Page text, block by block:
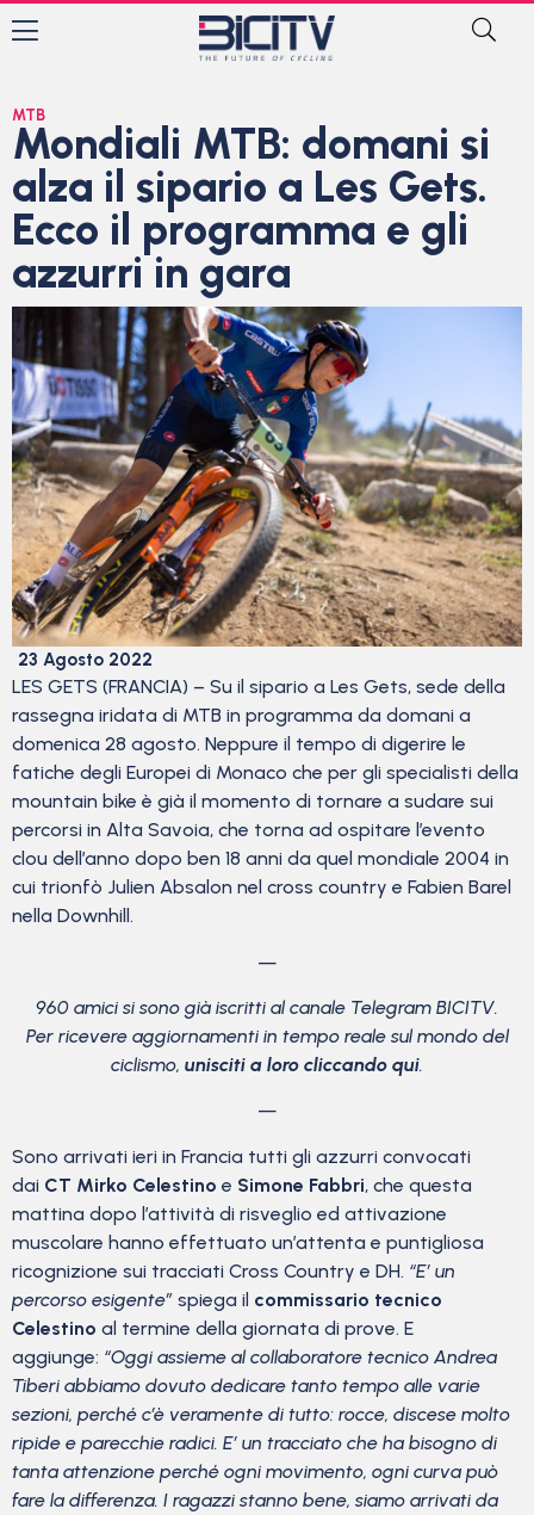
MTB
Mondiali MTB: domani si
alza il sipario a Les Gets.
Ecco il programma e gli
azzurri in gara
23 Agosto 2022
LES GETS (FRANCIA) – Su il sipario a Les Gets, sede della
rassegna iridata di MTB in programma da domani a
domenica 28 agosto. Neppure il tempo di digerire le
fatiche degli Europei di Monaco che per gli specialisti della
mountain bike è già il momento di tornare a sudare sui
percorsi in Alta Savoia, che torna ad ospitare l’evento
clou dell’anno dopo ben 18 anni da quel mondiale 2004 in
cui trionfò Julien Absalon nel cross country e Fabien Barel
nella Downhill.
—
960 amici si sono già iscritti al canale Telegram BICITV.
Per ricevere aggiornamenti in tempo reale sul mondo del
ciclismo, unisciti a loro cliccando qui.
—
Sono arrivati ieri in Francia tutti gli azzurri convocati
dai CT Mirko Celestino e Simone Fabbri, che questa
mattina dopo l’attività di risveglio ed attivazione
muscolare hanno effettuato un’attenta e puntigliosa
ricognizione sui tracciati Cross Country e DH. “E’ un
percorso esigente” spiega il commissario tecnico
Celestino al termine della giornata di prove. E
aggiunge: “Oggi assieme al collaboratore tecnico Andrea
Tiberi abbiamo dovuto dedicare tanto tempo alle varie
sezioni, perché c’è veramente di tutto: rocce, discese molto
ripide e parecchie radici. E’ un tracciato che ha bisogno di
tanta attenzione perché ogni movimento, ogni curva può
fare la differenza. I ragazzi stanno bene, siamo arrivati da